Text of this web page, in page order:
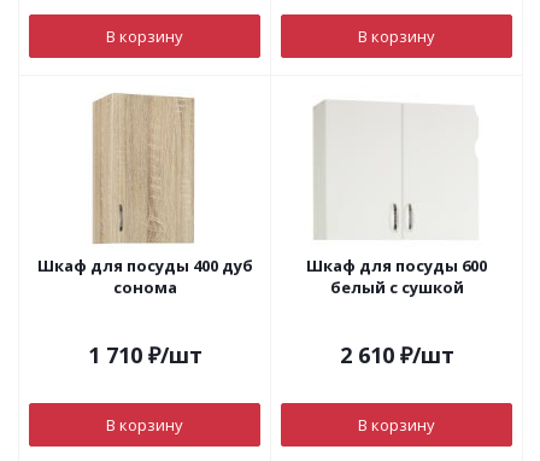
В корзину В корзину
Шкаф для посуды 400 дуб
сонома
1 710₽/шт
В корзину
Шкаф для посуды 600
белый с сушкой
2 610₽/шт
В корзину